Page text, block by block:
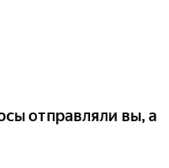
отправляли вы, а